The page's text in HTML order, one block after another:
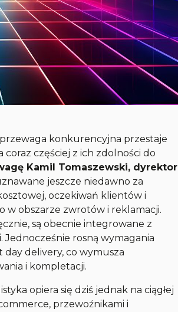
konkurencyjna przestaje
częściej z ich zdolności do
Kamil Tomaszewski, dyrektor
jeszcze niedawno za
oczekiwań klientów i
w obszarze zwrotów i reklamacji.
są obecnie integrowane z
rosną wymagania
day delivery, co wymusza
i kompletacji.
opiera się dziś jednak na ciągłej
przewoźnikami i